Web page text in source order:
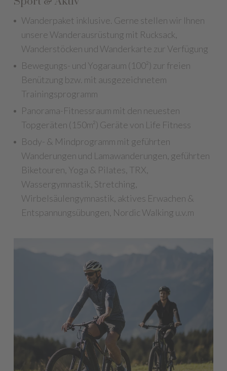
Wanderpaket inklusive. Gerne stellen wir Ihnen
unsere Wanderausrüstung mit Rucksack,
Wanderstöcken und Wanderkarte zur Verfügung
Bewegungs- und Yogaraum (100²) zur freien
Benützung bzw. mit ausgezeichnetem
Trainingsprogramm
Panorama-Fitnessraum mit den neuesten
Topgeräten (150m²) Geräte von Life Fitness
Body- & Mindprogramm mit geführten
Wanderungen und Lamawanderungen, geführten
Biketouren, Yoga & Pilates, TRX,
Wassergymnastik, Stretching,
Wirbelsäulengymnastik, aktives Erwachen &
Entspannungsübungen, Nordic Walking u.v.m